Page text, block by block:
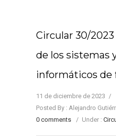
Circular 30/
de los sistemas
informáticos de
11 de diciembre de 2023 /
Posted By : Alejandro
0 comments
/ Under :